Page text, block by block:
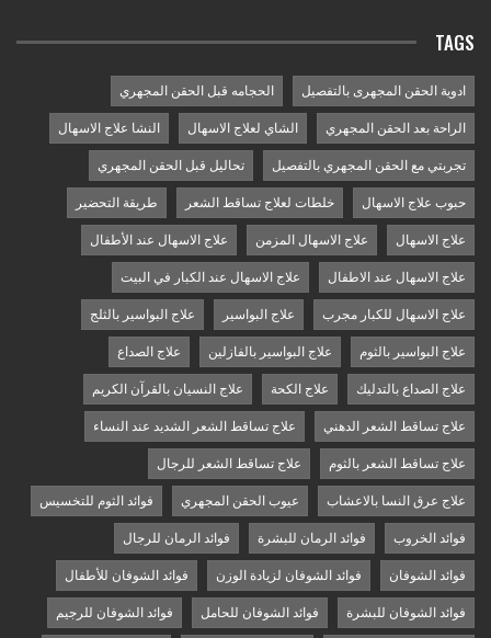
TAGS
ادوية الحقن المجهرى بالتفصيل الحجامه قبل الحقن المجهري
الراحة بعد الحقن المجهري الشاي لعلاج الاسهال النشا علاج الاسهال
تجربتي مع الحقن المجهري بالتفصيل تحاليل قبل الحقن المجهري
حبوب علاج الاسهال خلطات لعلاج تساقط الشعر طريقة التحضير
علاج الاسهال علاج الاسهال المزمن علاج الاسهال عند الأطفال
علاج الاسهال عند الاطفال علاج الاسهال عند الكبار في البيت
علاج الاسهال للكبار مجرب علاج البواسير علاج البواسير بالثلج
علاج البواسير بالثوم علاج البواسير بالفازلين علاج الصداع
علاج الصداع بالتدليك علاج الكحة علاج النسيان بالقرآن الكريم
علاج تساقط الشعر الدهني علاج تساقط الشعر الشديد عند النساء
علاج تساقط الشعر بالثوم علاج تساقط الشعر للرجال
علاج عرق النسا بالاعشاب عيوب الحقن المجهري فوائد الثوم للتخسيس
فوائد الخروب فوائد الرمان للبشرة فوائد الرمان للرجال
فوائد الشوفان فوائد الشوفان لزيادة الوزن فوائد الشوفان للأطفال
فوائد الشوفان للبشرة فوائد الشوفان للحامل فوائد الشوفان للرجيم